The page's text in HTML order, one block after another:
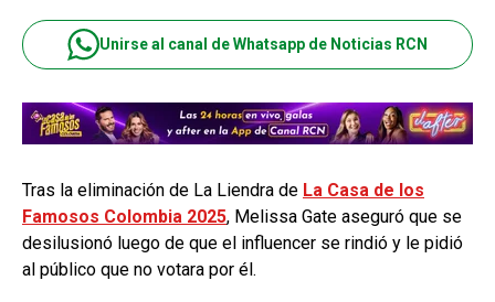
Unirse al canal de Whatsapp de Noticias RCN
Tras la eliminación de La Liendra de La Casa de los
Famosos Colombia 2025, Melissa Gate aseguró que se
desilusionó luego de que el influencer se rindió y le pidió
al público que no votara por él.